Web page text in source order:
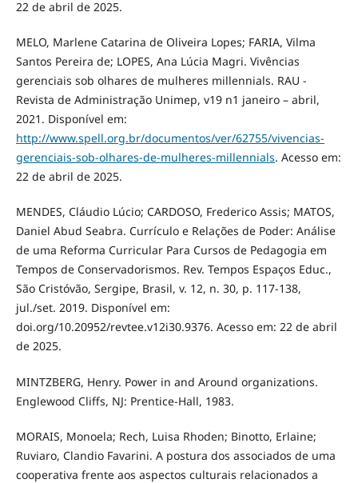
22 de abril de 2025.
MELO, Marlene Catarina de Oliveira Lopes; FARIA, Vilma
Santos Pereira de; LOPES, Ana Lúcia Magri. Vivências
gerenciais sob olhares de mulheres millennials. RAU -
Revista de Administração Unimep, v19 n1 janeiro – abril,
2021. Disponível em:
http://www.spell.org.br/documentos/ver/62755/vivencias-
gerenciais-sob-olhares-de-mulheres-millennials. Acesso em:
22 de abril de 2025.
MENDES, Cláudio Lúcio; CARDOSO, Frederico Assis; MATOS,
Daniel Abud Seabra. Currículo e Relações de Poder: Análise
de uma Reforma Curricular Para Cursos de Pedagogia em
Tempos de Conservadorismos. Rev. Tempos Espaços Educ.,
São Cristóvão, Sergipe, Brasil, v. 12, n. 30, p. 117-138,
jul./set. 2019. Disponível em:
doi.org/10.20952/revtee.v12i30.9376. Acesso em: 22 de abril
de 2025.
MINTZBERG, Henry. Power in and Around organizations.
Englewood Cliffs, NJ: Prentice-Hall, 1983.
MORAIS, Monoela; Rech, Luisa Rhoden; Binotto, Erlaine;
Ruviaro, Clandio Favarini. A postura dos associados de uma
cooperativa frente aos aspectos culturais relacionados a